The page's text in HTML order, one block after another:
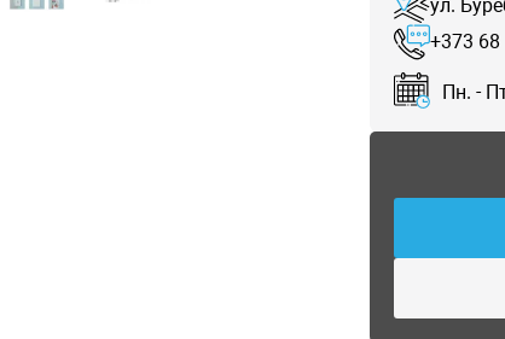
ул.
+373 68
Пн. -